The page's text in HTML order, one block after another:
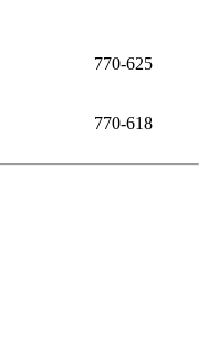
770-625
770-618